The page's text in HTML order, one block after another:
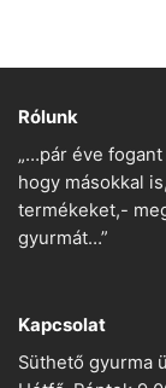
Rólunk
„…pár éve
hogy másokkal
termékeket,-
gyurmát…”
Kapcsolat
Süthető gyurma